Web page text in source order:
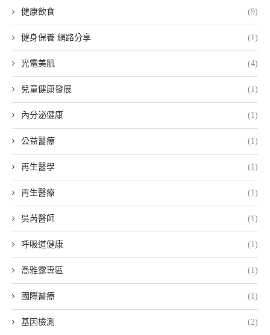
健康飲食 (9)
健身保養 網路分享 (1)
光電美肌 (4)
兒童健康發展 (1)
內分泌健康 (1)
公益醫療 (1)
再生醫學 (1)
再生醫療 (1)
吳芮醫師 (1)
呼吸道健康 (1)
喬雅露專區 (1)
國際醫療 (1)
基因檢測 (2)